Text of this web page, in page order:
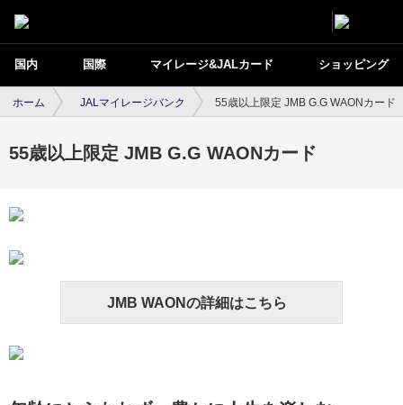
国内 国際 マイレージ&JALカード ショッピング
ホーム JALマイレージバンク 55歳以上限定 JMB G.G WAONカード
55歳以上限定 JMB G.G WAONカード
JMB WAONの詳細はこちら